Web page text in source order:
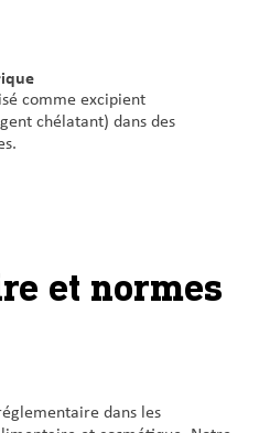
comme excipient
chélatant) dans des
et normes
dans les